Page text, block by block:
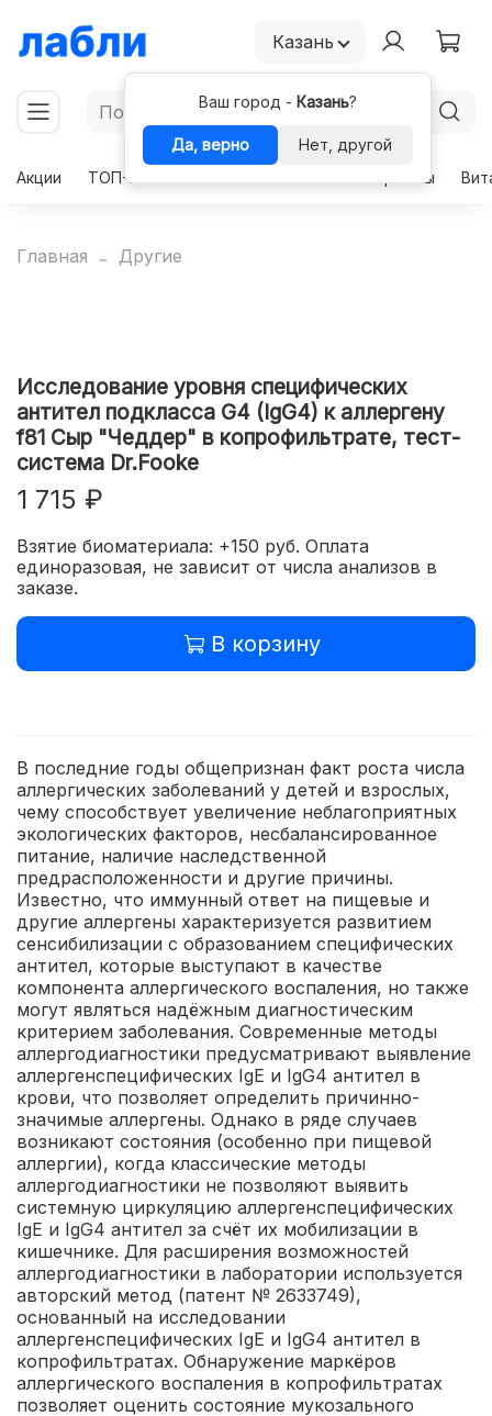
Казань
Ваш город - Казань?
Да, верно
Нет, другой
Акции
ТОП-50 Гормоны
Главная Другие
Исследование уровня специфических
антител подкласса G4 (IgG4) к аллергену
f81 Сыр "Чеддер" в копрофильтрате, тест-
система Dr.Fooke
1 715 ₽
Взятие биоматериала: +150 руб. Оплата
единоразовая, не зависит от числа анализов в
заказе.
В корзину
В последние годы общепризнан факт роста числа
аллергических заболеваний у детей и взрослых,
чему способствует увеличение неблагоприятных
экологических факторов, несбалансированное
питание, наличие наследственной
предрасположенности и другие причины.
Известно, что иммунный ответ на пищевые и
другие аллергены характеризуется развитием
сенсибилизации с образованием специфических
антител, которые выступают в качестве
компонента аллергического воспаления, но также
могут являться надёжным диагностическим
критерием заболевания. Современные методы
аллергодиагностики предусматривают выявление
аллергенспецифических IgЕ и IgG4 антител в
крови, что позволяет определить причинно-
значимые аллергены. Однако в ряде случаев
возникают состояния (особенно при пищевой
аллергии), когда классические методы
аллергодиагностики не позволяют выявить
системную циркуляцию аллергенспецифических
IgE и IgG4 антител за счёт их мобилизации в
кишечнике. Для расширения возможностей
аллергодиагностики в лаборатории используется
авторский метод (патент № 2633749),
основанный на исследовании
аллергенспецифических IgE и IgG4 антител в
копрофильтратах. Обнаружение маркёров
аллергического воспаления в копрофильтратах
позволяет оценить состояние мукозального